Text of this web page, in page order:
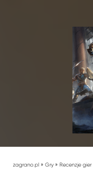
zagrano.pl »Gry» Recenzje gier